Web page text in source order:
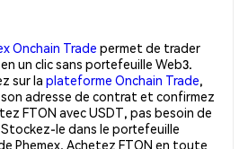
Onchain Trade permet de trader
un clic sans portefeuille Web3.
sur la plateforme Onchain Trade,
adresse de contrat et confirmez
FTON avec USDT, pas besoin de
le dans le portefeuille
Phemex. Achetez FTON en toute